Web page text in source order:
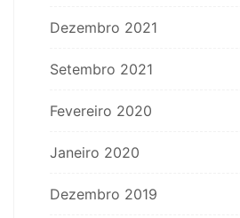
Dezembro 2021
Setembro 2021
Fevereiro 2020
Janeiro 2020
Dezembro 2019